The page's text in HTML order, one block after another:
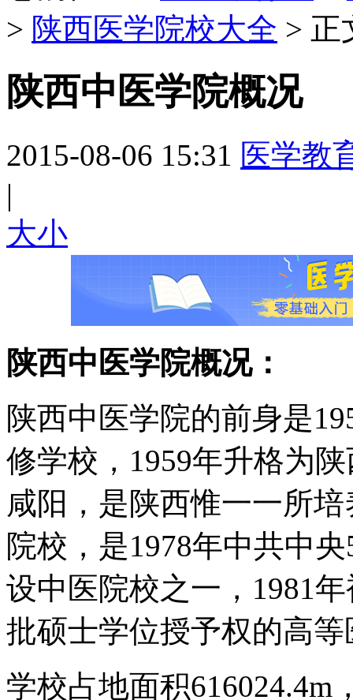
> 陕西医学院校大全 > 正
陕西中医学院概况
2015-08-06 15:31 医学教
|
大小
陕西中医学院概况：
陕西中医学院的前身是
修学校，1959年升格为
咸阳，是陕西惟一一所
院校，是1978年中共中
设中医院校之一，1981
批硕士学位授予权的高
学校占地面积